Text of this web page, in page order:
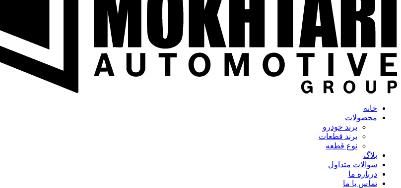
خانه
محصولات
برند خودرو
برند قطعات
نوع قطعه
بلاگ
سوالات متداول
درباره ما
تماس با ما